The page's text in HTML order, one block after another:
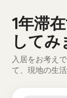
1年滞
してみ
入居をお考え
て、現地の生
0件中0件表示